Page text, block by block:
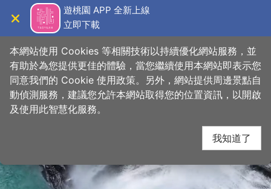
主
遊桃園 APP 全新上線
立即下載
桃園觀光導覽網
本網站使用 Cookies 等相關技術以持續優化網站服務，並
有助於為您提供更佳的體驗，當您繼續使用本網站即表示您
同意我們的 Cookie 使用政策。另外，網站提供周邊景點自
動偵測服務，建議您允許本網站取得您的位置資訊，以開啟
及使用此智慧化服務。
我知道了